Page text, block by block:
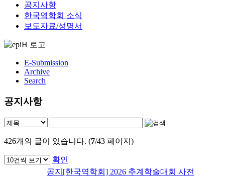
공지사항
한국역학회 소식
보도자료/성명서
E-Submission
Archive
Search
공지사항
426개의 글이 있습니다. (7/43 페이지)
확인
공지 [한국역학회] 2026 추계학술대회 사전